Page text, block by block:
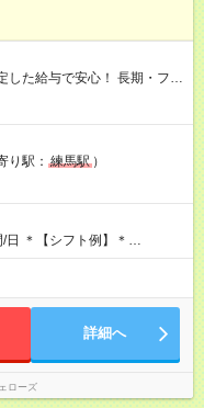
いただきたいと思っていま
で、安定した給与が入りま
のあたりは柔軟に対応する
【試用期間】試
雇用形態、給与は本採用時
り駅： 練馬駅 ）
＊【シフト例】＊
(3) 12:00～21:00 など ◎
。中抜けシフトなどはあり
でおっしゃってください！
詳細へ
ローズ